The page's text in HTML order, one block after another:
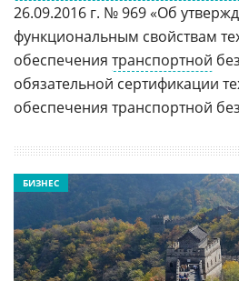
26.09.2016 г. № 969 «Об
функциональным свойствам
обеспечения транспортной
обязательной сертификации
обеспечения транспортной
БИЗНЕС